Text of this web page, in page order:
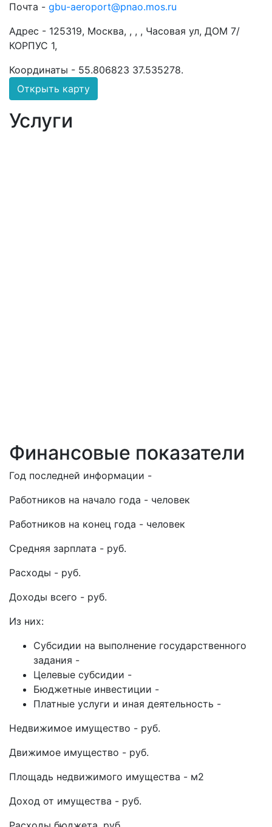
Почта - gbu-aeroport@pnao.mos.ru
Адрес - 125319, Москва, , , , Часовая ул, ДОМ 7/
КОРПУС 1,
Координаты - 55.806823 37.535278.
Открыть карту
Услуги
Финансовые показатели
Год последней информации -
Работников на начало года - человек
Работников на конец года - человек
Средняя зарплата - руб.
Расходы - руб.
Доходы всего - руб.
Из них:
Субсидии на выполнение государственного
задания -
Целевые субсидии -
Бюджетные инвестиции -
Платные услуги и иная деятельность -
Недвижимое имущество - руб.
Движимое имущество - руб.
Площадь недвижимого имущества - м2
Доход от имущества - руб.